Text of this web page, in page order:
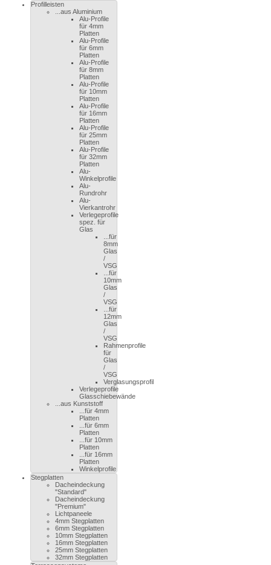
Profilleisten
...aus Aluminium
Alu-Profile
für 4mm
Platten
Alu-Profile
für 6mm
Platten
Alu-Profile
für 8mm
Platten
Alu-Profile
für 10mm
Platten
Alu-Profile
für 16mm
Platten
Alu-Profile
für 25mm
Platten
Alu-Profile
für 32mm
Platten
Alu-
Winkelprofile
Alu-
Rundrohr
Alu-
Vierkantrohr
Verlegeprofile
spez. für
Glas
...für
8mm
Glas
/
VSG
...für
10mm
Glas
/
VSG
...für
12mm
Glas
/
VSG
Rahmenprofile
für
Glas
/
VSG
Verglasungsprofil
Verlegeprofile
Glasschiebewände
...aus Kunststoff
...für 4mm
Platten
...für 6mm
Platten
...für 10mm
Platten
...für 16mm
Platten
Winkelprofile
Stegplatten
Dacheindeckung
"Standard"
Dacheindeckung
"Premium"
Lichtpaneele
4mm Stegplatten
6mm Stegplatten
10mm Stegplatten
16mm Stegplatten
25mm Stegplatten
32mm Stegplatten